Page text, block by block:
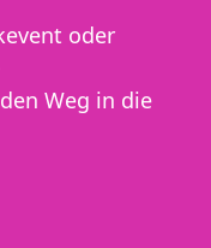
oder
Weg in die